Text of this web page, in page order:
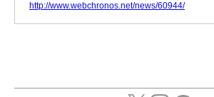
http://www.webchronos.net/news/60944/